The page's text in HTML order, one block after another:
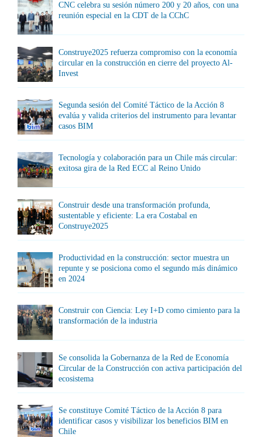
CNC celebra su sesión número 200 y 20 años, con una
reunión especial en la CDT de la CChC
Construye2025 refuerza compromiso con la economía
circular en la construcción en cierre del proyecto Al-
Invest
Segunda sesión del Comité Táctico de la Acción 8
evalúa y valida criterios del instrumento para levantar
casos BIM
Tecnología y colaboración para un Chile más circular:
exitosa gira de la Red ECC al Reino Unido
Construir desde una transformación profunda,
sustentable y eficiente: La era Costabal en
Construye2025
Productividad en la construcción: sector muestra un
repunte y se posiciona como el segundo más dinámico
en 2024
Construir con Ciencia: Ley I+D como cimiento para la
transformación de la industria
Se consolida la Gobernanza de la Red de Economía
Circular de la Construcción con activa participación del
ecosistema
Se constituye Comité Táctico de la Acción 8 para
identificar casos y visibilizar los beneficios BIM en
Chile